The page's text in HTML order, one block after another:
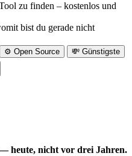
zu finden – kostenlos und
bist du gerade nicht
⚙️ Open Source 💸 Günstigste
heute, nicht vor drei Jahren.